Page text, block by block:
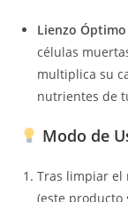
Lienzo
células
multiplica su
nutrientes de
Modo de
Tras limpiar el
(este producto